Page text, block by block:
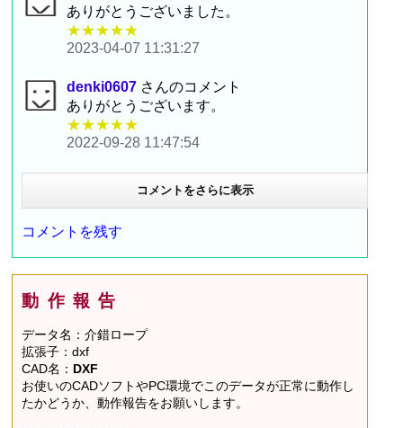
ありがとうございました。
★★★★★
2023-04-07 11:31:27
denki0607 さんのコメント
ありがとうございます。
★★★★★
2022-09-28 11:47:54
コメントをさらに表示
コメントを残す
動作報告
データ名：介錯ロープ
拡張子：dxf
CAD名： DXF
お使いのCADソフトやPC環境でこのデータが正常に動作し
たかどうか、動作報告をお願いします。